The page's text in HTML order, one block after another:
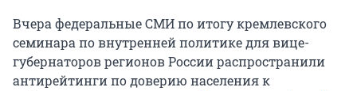
Вчера федеральные СМИ по итогу кремлевского
семинара по внутренней политике для вице-
губернаторов регионов России распространили
антирейтинги по доверию населения к